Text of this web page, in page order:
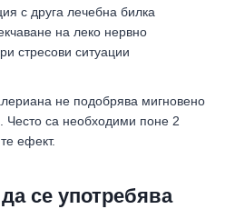
с друга лечебна билка
на леко нервно
стресови ситуации
не подобрява мигновено
са необходими поне 2
ефект.
се употребява